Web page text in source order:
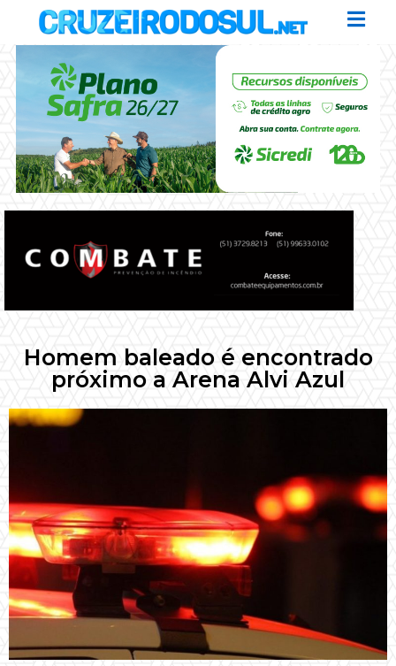
Homem baleado é encontrado
próximo a Arena Alvi Azul